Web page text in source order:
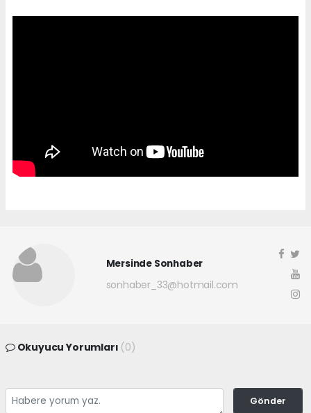
Mersinde Sonhaber
sonhaber_33@hotmail.com
Okuyucu Yorumları (0)
Gönder